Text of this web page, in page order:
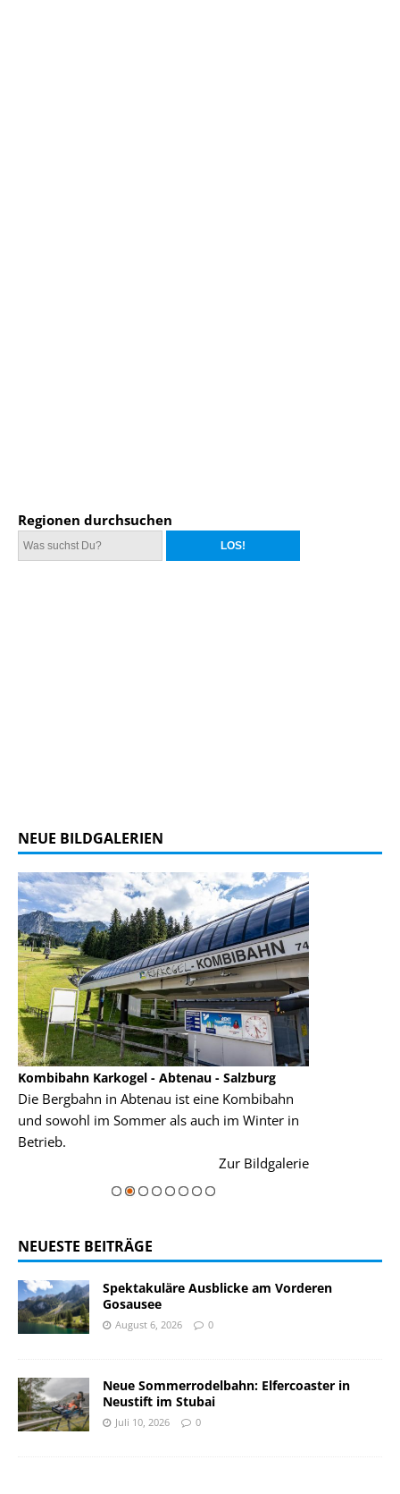
Regionen durchsuchen
NEUE BILDGALERIEN
Kombibahn Karkogel - Abtenau - Salzburg
Die Bergbahn in Abtenau ist eine Kombibahn
und sowohl im Sommer als auch im Winter in
Betrieb.
Zur Bildgalerie
NEUESTE BEITRÄGE
Spektakuläre Ausblicke am Vorderen
Gosausee
August 6, 2026 0
Neue Sommerrodelbahn: Elfercoaster in
Neustift im Stubai
Juli 10, 2026 0